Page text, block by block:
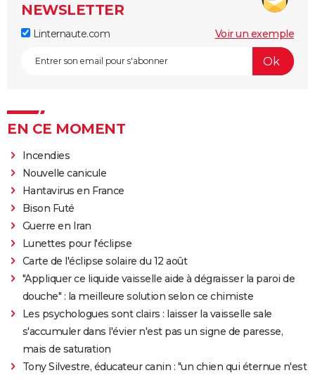
NEWSLETTER
Linternaute.com Voir un exemple
EN CE MOMENT
Incendies
Nouvelle canicule
Hantavirus en France
Bison Futé
Guerre en Iran
Lunettes pour l'éclipse
Carte de l'éclipse solaire du 12 août
"Appliquer ce liquide vaisselle aide à dégraisser la paroi de
douche" : la meilleure solution selon ce chimiste
Les psychologues sont clairs : laisser la vaisselle sale
s'accumuler dans l'évier n'est pas un signe de paresse,
mais de saturation
Tony Silvestre, éducateur canin : "un chien qui éternue n'est